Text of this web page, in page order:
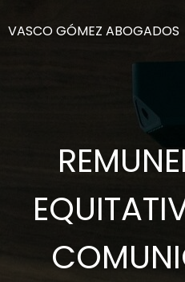
VASCO GÓMEZ ABOGADOS